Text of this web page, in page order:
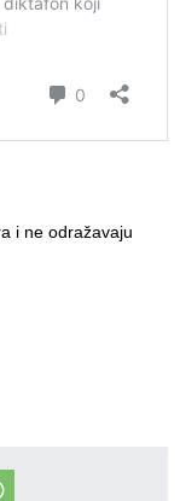
i ne odražavaju